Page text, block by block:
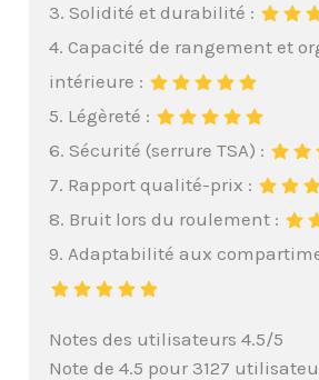
3. Solidité et durabilité :
4. Capacité de rangement et
intérieure :
5. Légèreté :
6. Sécurité (serrure TSA) :
7. Rapport qualité-prix :
8. Bruit lors du roulement :
9. Adaptabilité aux
Notes des utilisateurs 4.5/5
Note de 4.5 pour 3127